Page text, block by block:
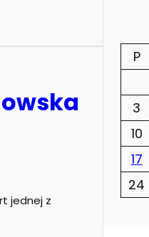
jednej z
P
3
10
17
24